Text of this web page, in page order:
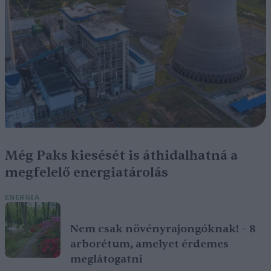
Még Paks kiesését is áthidalhatná a
megfelelő energiatárolás
ENERGIA
Nem csak növényrajongóknak! – 8
arborétum, amelyet érdemes
meglátogatni